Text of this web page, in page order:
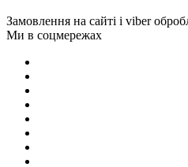
Замовлення на сайті і viber
Ми в соцмережах